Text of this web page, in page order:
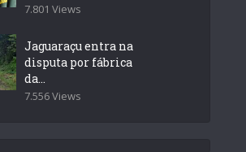
7.801 Views
Jaguaraçu entra na
disputa por fábrica
da...
7.556 Views